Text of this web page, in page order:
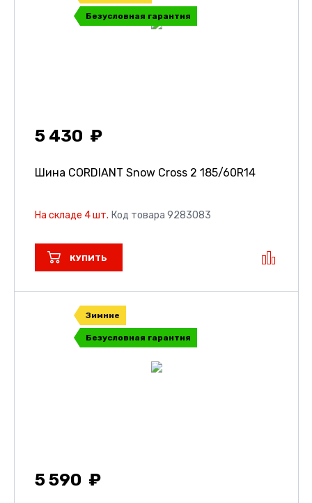
Безусловная гарантия
5 430
Шина CORDIANT Snow Cross 2 185/60R14
На складе 4 шт. Код товара 9283083
КУПИТЬ
Зимние
Безусловная гарантия
5 590